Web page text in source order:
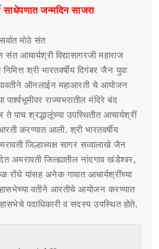
साधेपणात जन्मदिन साजरा
मोठे संत
आचार्यश्री विद्यासागरजी महाराज
श्री भारतवर्षीय दिगंबर जैन युवा
ऑनलाईन महाआरती चे आयोजन
राज्यभरातील मंदिरे बंद
पाच श्रद्धालूंच्या उपस्थितीत आचार्यश्रीं
करण्यात आली. श्री भारतवर्षीय
जिल्हाध्यक्ष सागर सव्वालाखे जैन
अमरावती जिल्ह्यातील नांदगाव खंडेश्वर,
रोंघे यांसह अनेक गावात आचार्यश्रींच्या
वतीने आरतीचे आयोजन करण्यात
पदाधिकारी व सदस्य उपस्थित होते.